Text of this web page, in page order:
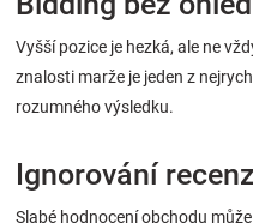
Vyšší pozice je hezká, ale ne
znalosti marže je jeden z
rozumného výsledku.
Ignorování
Slabé hodnocení obchodu